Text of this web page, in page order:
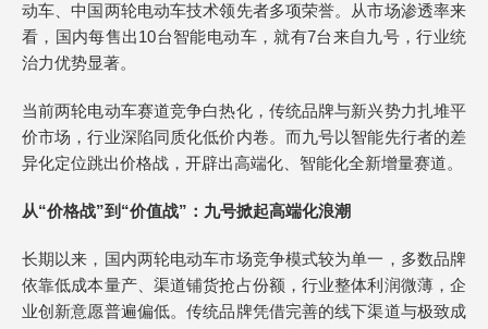
动车、中国两轮电动车技术领先者多项荣誉。从市场渗透率来
看，国内每售出10台智能电动车，就有7台来自九号，行业统
治力优势显著。
当前两轮电动车赛道竞争白热化，传统品牌与新兴势力扎堆平
价市场，行业深陷同质化低价内卷。而九号以智能先行者的差
异化定位跳出价格战，开辟出高端化、智能化全新增量赛道。
从“价格战”到“价值战”：九号掀起高端化浪潮
长期以来，国内两轮电动车市场竞争模式较为单一，多数品牌
依靠低成本量产、渠道铺货抢占份额，行业整体利润微薄，企
业创新意愿普遍偏低。传统品牌凭借完善的线下渠道与极致成